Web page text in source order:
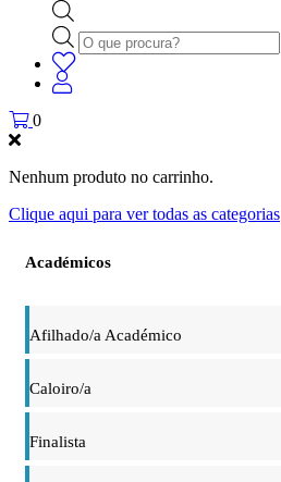
Products
search
0
Nenhum produto no carrinho.
Clique aqui para ver todas as categorias
Académicos
Afilhado/a Académico
Caloiro/a
Finalista